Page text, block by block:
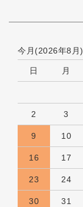
今月(2026年8月)
日 月
2 3
9 10
16 17
23 24
30 31